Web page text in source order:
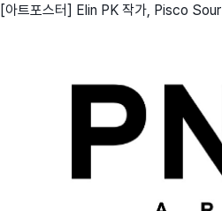
[아트포스터] Elin PK 작가, Pisco Sour